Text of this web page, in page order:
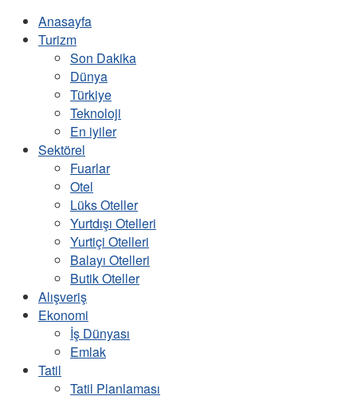
Anasayfa
Turizm
Son Dakika
Dünya
Türkiye
Teknoloji
En iyiler
Sektörel
Fuarlar
Otel
Lüks Oteller
Yurtdışı Otelleri
Yurtiçi Otelleri
Balayı Otelleri
Butik Oteller
Alışveriş
Ekonomi
İş Dünyası
Emlak
Tatil
Tatil Planlaması